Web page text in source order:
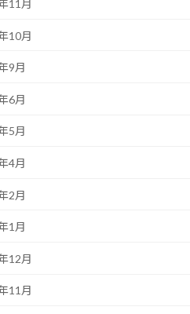
11月
10月
9月
6月
5月
4月
2月
1月
12月
11月